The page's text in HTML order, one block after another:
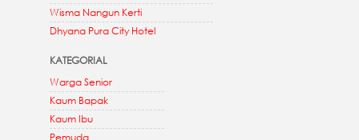
Wisma Nangun Kerti
Dhyana Pura City Hotel
KATEGORIAL
Warga Senior
Kaum Bapak
Kaum Ibu
Pemuda